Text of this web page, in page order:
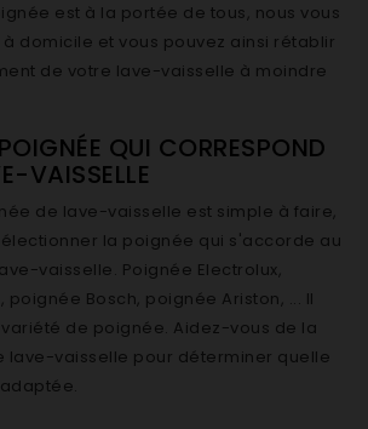
est à la portée de tous, nous vous
domicile et vous pouvez ainsi rétablir
de votre lave-vaisselle à moindre
QUI CORRESPOND
VAISSELLE
de lave-vaisselle est simple à faire,
la poignée qui s'accorde au
vaisselle. Poignée Electrolux,
Bosch, poignée Ariston, ... Il
de poignée. Aidez-vous de la
lave-vaisselle pour déterminer quelle